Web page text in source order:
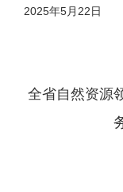
2025年5月22日
全省自然资源